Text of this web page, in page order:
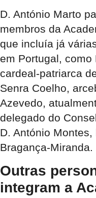
D. António Marto
membros da
que incluía já
em Portugal, como
cardeal-patriarca
Senra Coelho,
Azevedo,
delegado do
D. António
Bragança-Miranda.
Outras
integram a